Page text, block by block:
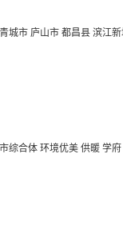
城市 庐山市 都昌县 滨江
综合体 环境优美 供暖 学府